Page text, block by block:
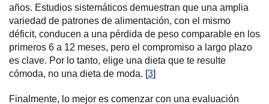
años. Estudios sistemáticos demuestran que una amplia
variedad de patrones de alimentación, con el mismo
déficit, conducen a una pérdida de peso comparable en los
primeros 6 a 12 meses, pero el compromiso a largo plazo
es clave. Por lo tanto, elige una dieta que te resulte
cómoda, no una dieta de moda. [3]
Finalmente, lo mejor es comenzar con una evaluación